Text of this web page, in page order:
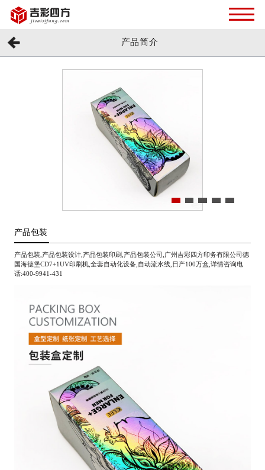
产品简介
产品包装
产品包装,产品包装设计,产品包装印刷,产品包装公司,广州吉彩四方印务有限公司德
国海德堡CD7+1UV印刷机,全套自动化设备,自动流水线,日产100万盒,详情咨询电
话:400-9941-431